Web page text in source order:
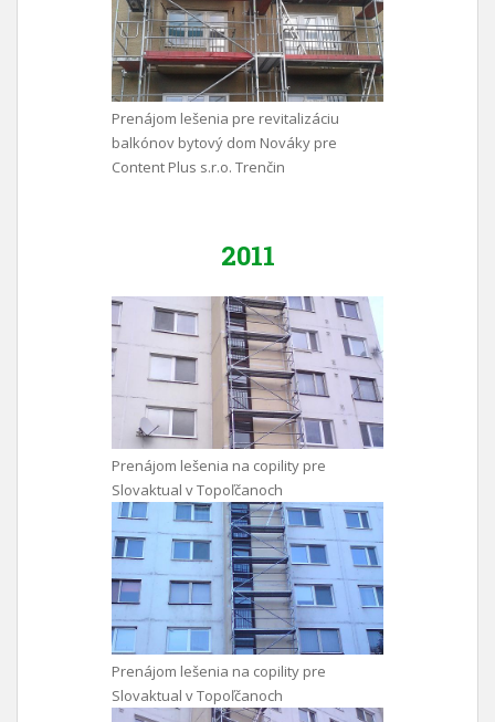
Prenájom lešenia pre revitalizáciu
balkónov bytový dom Nováky pre
Content Plus s.r.o. Trenčin
2011
Prenájom lešenia na copility pre
Slovaktual v Topoľčanoch
Prenájom lešenia na copility pre
Slovaktual v Topoľčanoch